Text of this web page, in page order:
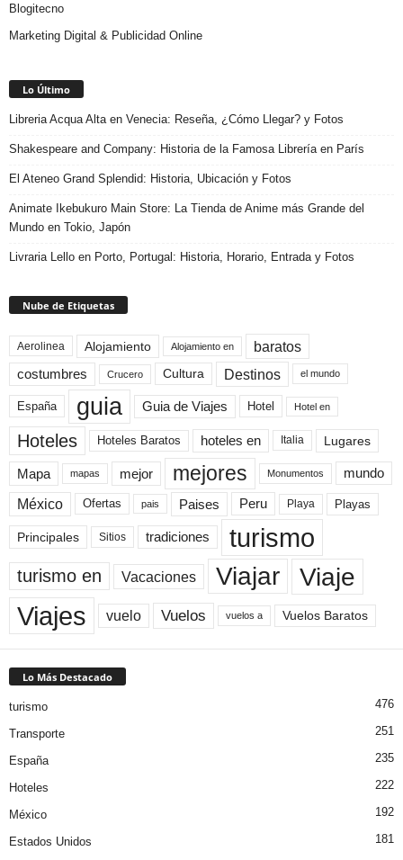
Blogitecno
Marketing Digital & Publicidad Online
Lo Último
Libreria Acqua Alta en Venecia: Reseña, ¿Cómo Llegar? y Fotos
Shakespeare and Company: Historia de la Famosa Librería en París
El Ateneo Grand Splendid: Historia, Ubicación y Fotos
Animate Ikebukuro Main Store: La Tienda de Anime más Grande del
Mundo en Tokio, Japón
Livraria Lello en Porto, Portugal: Historia, Horario, Entrada y Fotos
Nube de Etiquetas
Aerolinea Alojamiento Alojamiento en baratos
costumbres Crucero Cultura Destinos el mundo
España guia Guia de Viajes Hotel Hotel en
Hoteles Hoteles Baratos hoteles en Italia Lugares
Mapa mapas mejor mejores Monumentos mundo
México Ofertas pais Paises Peru Playa Playas
Principales Sitios tradiciones turismo
turismo en Vacaciones Viajar Viaje
Viajes vuelo Vuelos vuelos a Vuelos Baratos
Lo Más Destacado
turismo 476
Transporte 251
España 235
Hoteles 222
México 192
Estados Unidos
181